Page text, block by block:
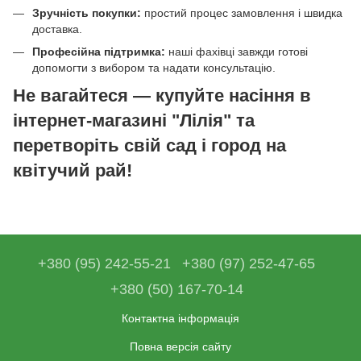
Зручність покупки: простий процес замовлення і швидка
доставка.
Професійна підтримка: наші фахівці завжди готові
допомогти з вибором та надати консультацію.
Не вагайтеся — купуйте насіння в
інтернет-магазині "Лілія" та
перетворіть свій сад і город на
квітучий рай!
+380 (95) 242-55-21
+380 (97) 252-47-65
+380 (50) 167-70-14
Контактна інформація
Повна версія сайту